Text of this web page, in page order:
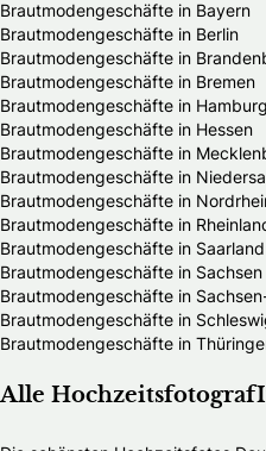
Brautmodengeschäfte in Bayern
Brautmodengeschäfte in Berlin
Brautmodengeschäfte in
Brautmodengeschäfte in Bremen
Brautmodengeschäfte in Hamburg
Brautmodengeschäfte in Hessen
Brautmodengeschäfte in
Brautmodengeschäfte in
Brautmodengeschäfte in
Brautmodengeschäfte in
Brautmodengeschäfte in Saarland
Brautmodengeschäfte in Sachsen
Brautmodengeschäfte in
Brautmodengeschäfte in
Brautmodengeschäfte in
Alle